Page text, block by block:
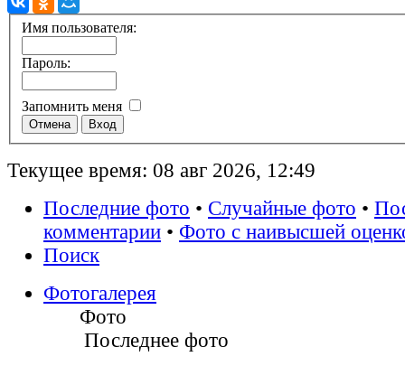
Имя пользователя:
Пароль:
Запомнить меня
Текущее время: 08 авг 2026, 12:49
Последние фото • Случайные фото •
комментарии • Фото с наивысшей
Поиск
Фотогалерея
Фото
Последнее фото